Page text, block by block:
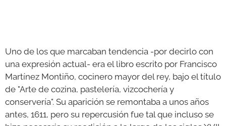
Uno de los que marcaban tendencia -por decirlo con
una expresión actual- era el libro escrito por Francisco
Martínez Montiño, cocinero mayor del rey, bajo el título
de "Arte de cozina, pastelería, vizcochería y
conservería". Su aparición se remontaba a unos años
antes, 1611, pero su repercusión fue tal que incluso se